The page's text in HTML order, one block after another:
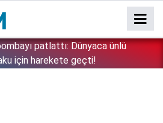
söyledikleri başını derde soktu:
Özbek kadını gözaltına aldı!